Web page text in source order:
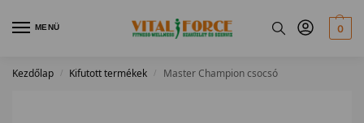
MENÜ 0
Kezdőlap / Kifutott termékek / Master Champion csocsó